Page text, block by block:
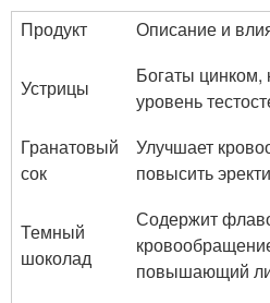
Продукт
Описание и
Устрицы
Богаты цинком,
уровень
Гранатовый
сок
Улучшает
повысить
Темный
шоколад
Содержит
повышающий